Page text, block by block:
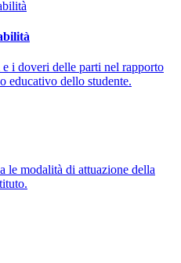
i doveri delle parti nel rapporto
educativo dello studente.
le modalità di attuazione della